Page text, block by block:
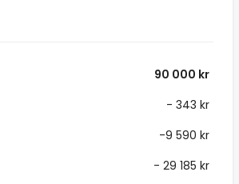
90 000 kr
- 343 kr
-9 590 kr
- 29 185 kr